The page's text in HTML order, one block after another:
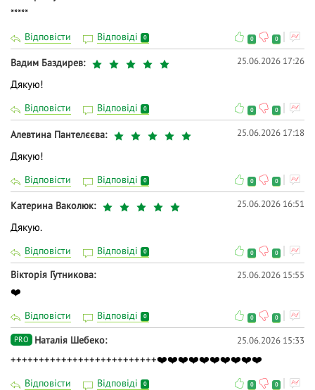
*****
Відповісти Відповіді 0 0 0
Вадим Баздирев 25.06.2026 17:26
Дякую!
Відповісти Відповіді 0 0 0
Алевтина Пантелєєва 25.06.2026 17:18
Дякую!
Відповісти Відповіді 0 0 0
Катерина Ваколюк 25.06.2026 16:51
Дякую.
Відповісти Відповіді 0 0 0
Вікторія Гутникова 25.06.2026 15:55
❤️
Відповісти Відповіді 0 0 0
PRO Наталія Шебеко 25.06.2026 15:33
++++++++++++++++++++++++++❤️❤️❤️❤️❤️❤️❤️❤️❤️❤️
Відповісти Відповіді 0 0 0